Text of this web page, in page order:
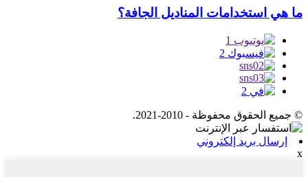
ما هي استخدامات المناديل الجافة؟
© جميع الحقوق محفوظة - 2010-2021.
إرسال بريد إلكتروني
x